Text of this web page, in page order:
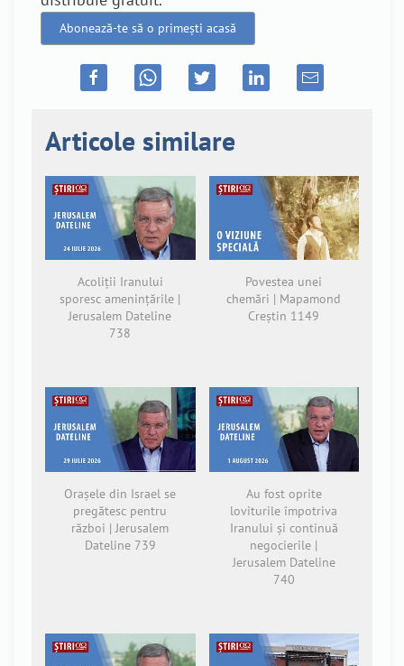
Abonează-te să o primești acasă
Articole similare
Acoliții Iranului
sporesc amenințările |
Jerusalem Dateline
738
Povestea unei
chemări | Mapamond
Creștin 1149
Orașele din Israel se
pregătesc pentru
război | Jerusalem
Dateline 739
Au fost oprite
loviturile împotriva
Iranului și continuă
negocierile |
Jerusalem Dateline
740